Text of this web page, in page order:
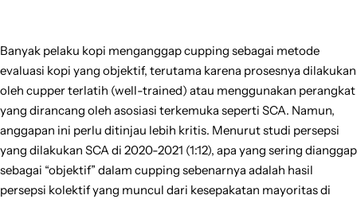
Banyak pelaku kopi menganggap cupping sebagai metode
evaluasi kopi yang objektif, terutama karena prosesnya dilakukan
oleh cupper terlatih (well-trained) atau menggunakan perangkat
yang dirancang oleh asosiasi terkemuka seperti SCA. Namun,
anggapan ini perlu ditinjau lebih kritis. Menurut studi persepsi
yang dilakukan SCA di 2020-2021 (1:12), apa yang sering dianggap
sebagai “objektif” dalam cupping sebenarnya adalah hasil
persepsi kolektif yang muncul dari kesepakatan mayoritas di